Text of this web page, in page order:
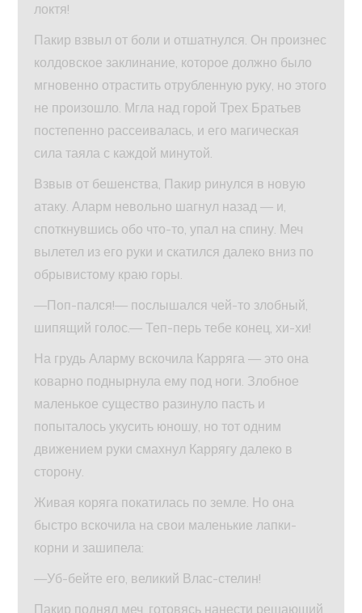
локтя!
Пакир взвыл от боли и отшатнулся. Он произнес
колдовское заклинание, которое должно было
мгновенно отрастить отрубленную руку, но этого
не произошло. Мгла над горой Трех Братьев
постепенно рассеивалась, и его магическая
сила таяла с каждой минутой.
Взвыв от бешенства, Пакир ринулся в новую
атаку. Аларм невольно шагнул назад — и,
споткнувшись обо что-то, упал на спину. Меч
вылетел из его руки и скатился далеко вниз по
обрывистому краю горы.
—Поп-пался!— послышался чей-то злобный,
шипящий голос.— Теп-перь тебе конец, хи-хи!
На грудь Аларму вскочила Карряга — это она
коварно поднырнула ему под ноги. Злобное
маленькое существо разинуло пасть и
попыталось укусить юношу, но тот одним
движением руки смахнул Каррягу далеко в
сторону.
Живая коряга покатилась по земле. Но она
быстро вскочила на свои маленькие лапки-
корни и зашипела:
—Уб-бейте его, великий Влас-стелин!
Пакир поднял меч, готовясь нанести решающий